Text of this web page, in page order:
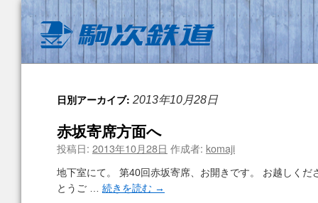
日別アーカイブ: 2013年10月28日
赤坂寄席方面へ
投稿日: 2013年10月28日 作成者: komaji
地下室にて。 第40回赤坂寄席、お開きです。 お越しくだ
とうご … 続きを読む →